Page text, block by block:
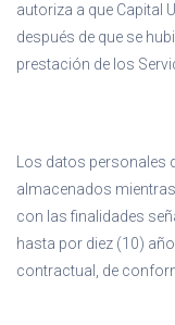
autoriza a que Capital
después de que se
prestación de los
Los datos personales
almacenados
con las finalidades
hasta por diez (10)
contractual, de